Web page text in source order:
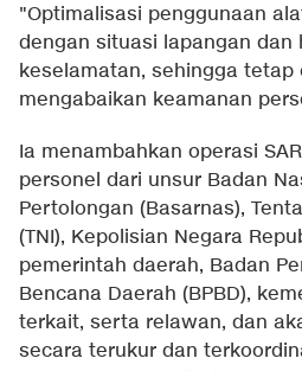
"Optimalisasi penggunaan
dengan situasi lapangan dan
keselamatan, sehingga
mengabaikan keamanan
Ia menambahkan operasi
personel dari unsur Badan
Pertolongan (Basarnas),
(TNI), Kepolisian Negara
pemerintah daerah, Badan
Bencana Daerah (BPBD),
terkait, serta relawan, dan
secara terukur dan